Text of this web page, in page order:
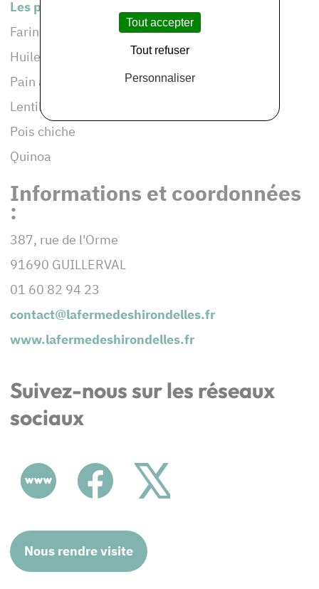
Les produits de cet adhérent :
Farines (blé, seigle, épeautre, sarrasin)
Huiles vierges (tournesol, lin, cameline)
Pain au levain
Lentilles vertes et corail
Pois chiche
Quinoa
Informations et coordonnées
:
387, rue de l'Orme
91690 GUILLERVAL
01 60 82 94 23
contact@lafermedeshirondelles.fr
www.lafermedeshirondelles.fr
Suivez-nous sur les réseaux
sociaux
Nous rendre visite
Tout accepter
Tout refuser
Personnaliser